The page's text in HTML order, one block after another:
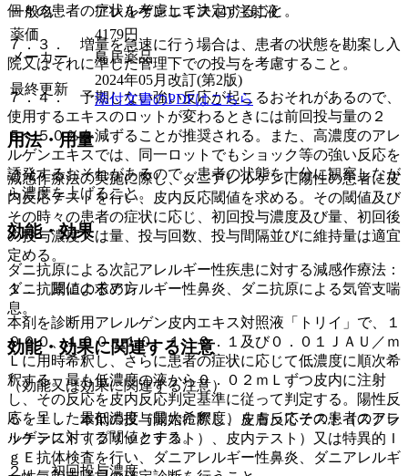
個々の患者の症状を考慮して決定すること。
７．３． 増量を急速に行う場合は、患者の状態を勘案し入
院又はそれに準じた管理下での投与を考慮すること。
７．４． 予期しない強い反応が起こるおそれがあるので、
使用するエキスのロットが変わるときには前回投与量の２
５〜５０％を減ずることが推奨される。また、高濃度のアレ
ルゲンエキスでは、同一ロットでもショック等の強い反応を
誘発するおそれがあるので、患者の状態を十分に観察しなが
ら濃度を上げること。
効能・効果
ダニ抗原による次記アレルギー性疾患に対する減感作療法：
ダニ抗原によるアレルギー性鼻炎、ダニ抗原による気管支喘
息。
効能・効果に関連する注意
（効能又は効果に関連する注意）
５．１． 本剤の投与開始に際し、皮膚反応テスト（スクラ
ッチテスト（プリックテスト）、皮内テスト）又は特異的Ｉ
ｇＥ抗体検査を行い、ダニアレルギー性鼻炎、ダニアレルギ
一般名
アレルゲンエキス (4) 注射液
薬価
4179円
メーカー
鳥居薬品
最終更新
2024年05月改訂(第2版)
添付文書のPDFはこちら
用法・用量
減感作療法の実施に際し、ダニアレルゲンに陽性の患者に皮
内反応テストを行い、皮内反応閾値を求める。その閾値及び
その時々の患者の症状に応じ、初回投与濃度及び量、初回後
の投与濃度又は量、投与回数、投与間隔並びに維持量は適宜
定める。
１． 閾値の求め方
本剤を診断用アレルゲン皮内エキス対照液「トリイ」で、１
０００、１００、１０、１、０．１及び０．０１ＪＡＵ／ｍ
Ｌに用時希釈し、さらに患者の症状に応じて低濃度に順次希
釈する。最も低濃度の液から０．０２ｍＬずつ皮内に注射
し、その反応を皮内反応判定基準に従って判定する。陽性反
応を呈した最低濃度（最大希釈度）をもってその患者のアレ
ルゲンに対する閾値とする。
２． 初回投与濃度